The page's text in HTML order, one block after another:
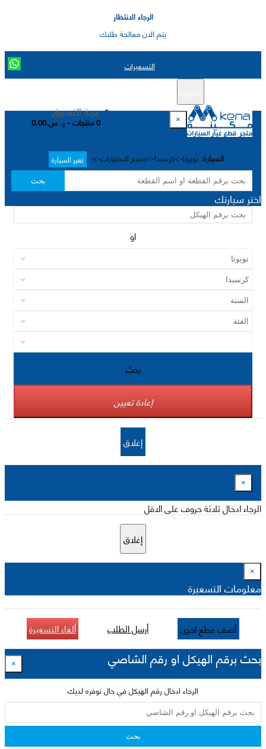
الرجاء الانتظار
يتم الان معالجة طلبك
التسعيرات
عربة التسوق
0 منتجات - ر. س.0.00
السيارة: تويوتا->كرسيدا->جميع الاختيارات-> تغير السيارة
بحث
×
اختر سيارتك
او
بحث
إعادة تعيين
إغلاق
×
الرجاء ادخال ثلاثة حروف على الاقل
إغلاق
×
معلومات التسعيرة
أضف قطع اخرى أرسل الطلب ألغاء التسعيرة
بحث برقم الهيكل او رقم الشاصي ×
الرجاء ادخال رقم الهيكل في حال توفره لديك
بحث